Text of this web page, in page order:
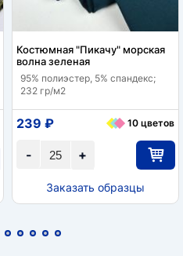
Костюмная "Пикачу" морская
волна зеленая
95% полиэстер, 5% спандекс;
232 гр/м2
+
-
239 ₽ 10 цветов
Заказать образцы